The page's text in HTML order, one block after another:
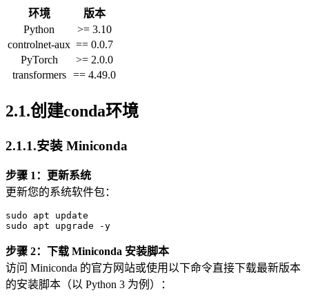
环境
版本
Python
>= 3.10
controlnet-aux == 0.0.7
PyTorch
>= 2.0.0
transformers
== 4.49.0
2.1.创建conda环境
2.1.1.安装 Miniconda
步骤 1：更新系统
更新您的系统软件包：
sudo apt update
步骤 2：下载 Miniconda 安装脚本
访问 Miniconda 的官方网站或使用以下命令直接下载最新版本
的安装脚本（以 Python 3 为例）：